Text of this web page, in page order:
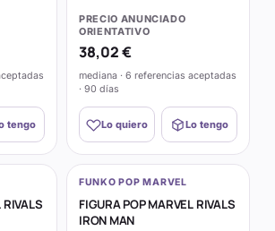
tengo
PRECIO ANUNCIADO
ORIENTATIVO
38,02 €
mediana · 6 referencias aceptadas
· 90 días
Lo quiero Lo tengo
RIVALS
FUNKO POP MARVEL
FIGURA POP MARVEL RIVALS
IRON MAN